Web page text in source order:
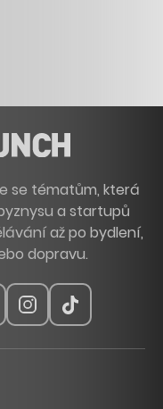
se tématům, která
a startupů
až po bydlení,
dopravu.